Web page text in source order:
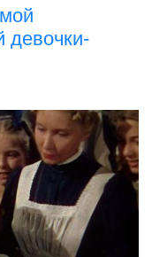
девочки-